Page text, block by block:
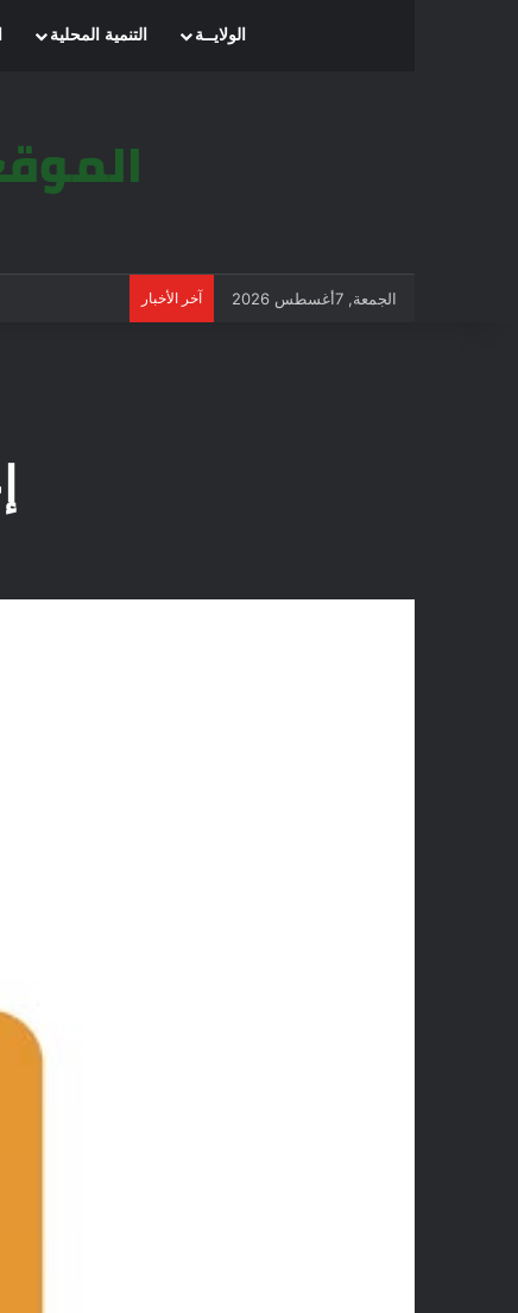
الرئيسيةالولايــة التنمية المحلية
الجمعة, 7أغسطس 2026 آخر الأخبار